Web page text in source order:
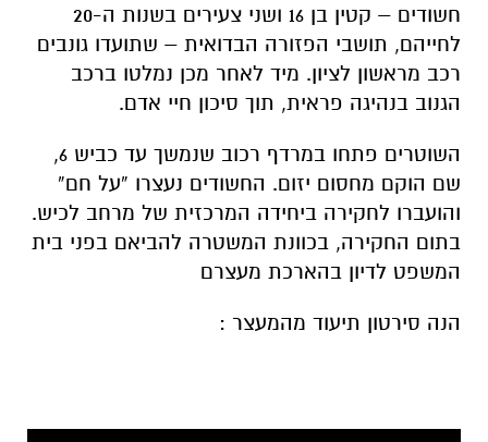
חשודים – קטין בן 16 ושני צעירים בשנות ה-20
לחייהם, תושבי הפזורה הבדואית – שתועדו גונבים
רכב מראשון לציון. מיד לאחר מכן נמלטו ברכב
הגנוב בנהיגה פראית, תוך סיכון חיי אדם.
השוטרים פתחו במרדף רכוב שנמשך עד כביש 6,
שם הוקם מחסום יזום. החשודים נעצרו “על חם”
והועברו לחקירה ביחידה המרכזית של מרחב לכיש.
בתום החקירה, בכוונת המשטרה להביאם בפני בית
המשפט לדיון בהארכת מעצרם
הנה סירטון תיעוד מהמעצר :